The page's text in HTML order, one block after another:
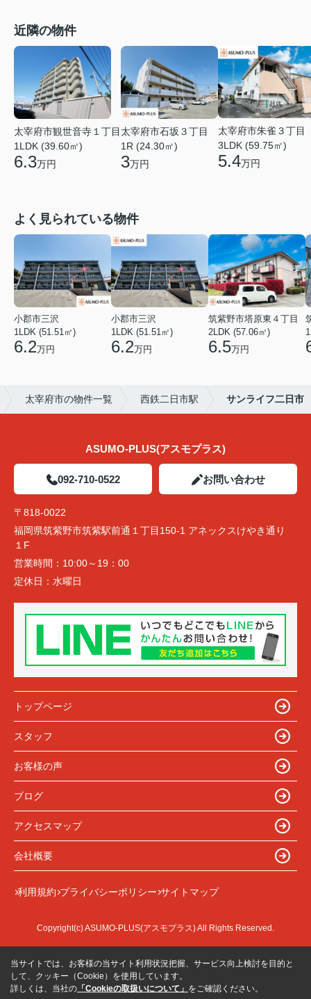
近隣の物件
太宰府市観世音寺１丁目
1LDK (39.60㎡)
6.3万円
太宰府市石坂３丁目
1R (24.30㎡)
3万円
太宰府市朱雀３丁目
3LDK (59.75㎡)
5.4万円
よく見られている物件
小郡市三沢
1LDK (51.51㎡)
6.2万円
小郡市三沢
1LDK (51.51㎡)
6.2万円
筑紫野市塔原東４丁目
2LDK (57.06㎡)
6.5万円
太宰府市の物件一覧 西鉄二日市駅 サンライフ二日市
ASUMO-PLUS(アスモプラス)
092-710-0522 お問い合わせ
〒818-0022
福岡県筑紫野市筑紫駅前通１丁目150-1 アネックスけやき通り
１F
営業時間： 10:00～19：00
定休日： 水曜日
トップページ
スタッフ
お客様の声
ブログ
アクセスマップ
会社概要
利用規約 プライバシーポリシー サイトマップ
Copyright(c) ASUMO-PLUS(アスモプラス) All Rights Reserved.
当サイトでは、お客様の当サイト利用状況把握、サービス向上検討を目的と
して、クッキー（Cookie）を使用しています。
詳しくは、当社の 「Cookieの取扱いについて」 をご確認ください。